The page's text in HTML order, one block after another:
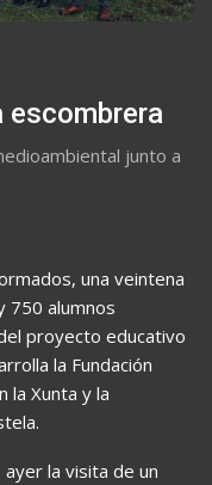
escombrera
junto a
una veintena
750 alumnos
proyecto educativo
la Fundación
la Xunta y la
la visita de un